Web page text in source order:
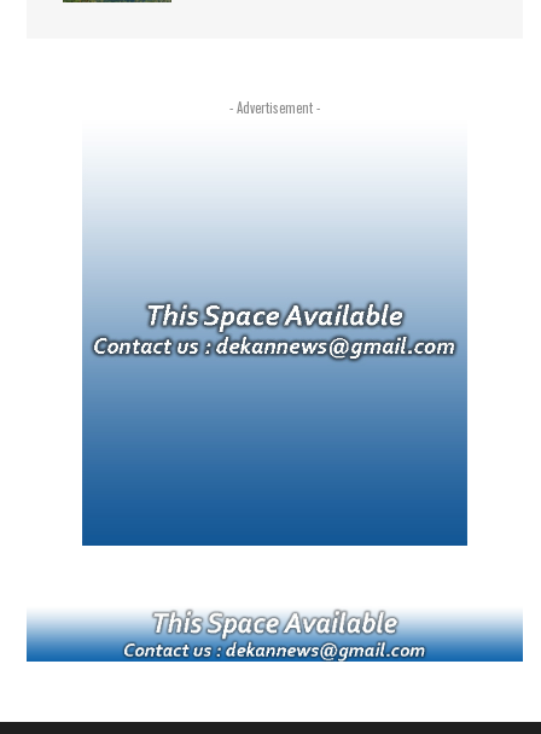
- Advertisement -